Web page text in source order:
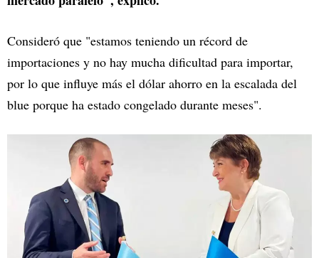
Consideró que "estamos teniendo un récord de
importaciones y no hay mucha dificultad para importar,
por lo que influye más el dólar ahorro en la escalada del
blue porque ha estado congelado durante meses".